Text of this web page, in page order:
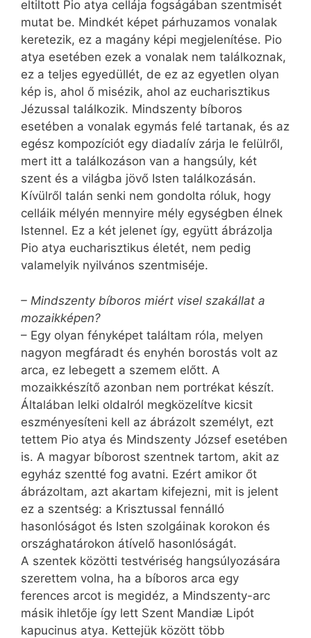
eltiltott Pio atya cellája fogságában szentmisét
mutat be. Mindkét képet párhuzamos vonalak
keretezik, ez a magány képi megjelenítése. Pio
atya esetében ezek a vonalak nem találkoznak,
ez a teljes egyedüllét, de ez az egyetlen olyan
kép is, ahol ő misézik, ahol az eucharisztikus
Jézussal találkozik. Mindszenty bíboros
esetében a vonalak egymás felé tartanak, és az
egész kompozíciót egy diadalív zárja le felülről,
mert itt a találkozáson van a hangsúly, két
szent és a világba jövő Isten találkozásán.
Kívülről talán senki nem gondolta róluk, hogy
celláik mélyén mennyire mély egységben élnek
Istennel. Ez a két jelenet így, együtt ábrázolja
Pio atya eucharisztikus életét, nem pedig
valamelyik nyilvános szentmiséje.
– Mindszenty bíboros miért visel szakállat a
mozaikképen?
– Egy olyan fényképet találtam róla, melyen
nagyon megfáradt és enyhén borostás volt az
arca, ez lebegett a szemem előtt. A
mozaikkészítő azonban nem portrékat készít.
Általában lelki oldalról megközelítve kicsit
eszményesíteni kell az ábrázolt személyt, ezt
tettem Pio atya és Mindszenty József esetében
is. A magyar bíborost szentnek tartom, akit az
egyház szentté fog avatni. Ezért amikor őt
ábrázoltam, azt akartam kifejezni, mit is jelent
ez a szentség: a Krisztussal fennálló
hasonlóságot és Isten szolgáinak korokon és
országhatárokon átívelő hasonlóságát.
A szentek közötti testvériség hangsúlyozására
szerettem volna, ha a bíboros arca egy
ferences arcot is megidéz, a Mindszenty-arc
másik ihletője így lett Szent Mandiæ Lipót
kapucinus atya. Kettejük között több